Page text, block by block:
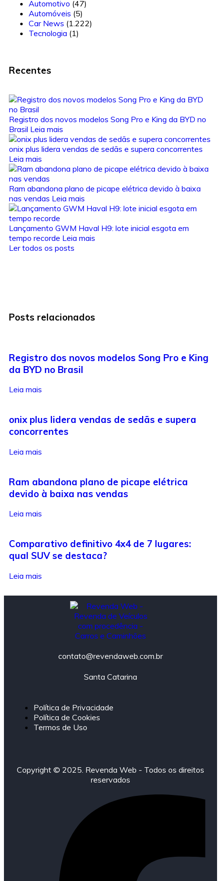
Automotivo (47)
Automóveis (5)
Car News (1.222)
Tecnologia (1)
Recentes
Registro dos novos modelos Song Pro e King da BYD no
Brasil Leia mais
onix plus lidera vendas de sedãs e supera concorrentes
Leia mais
Ram abandona plano de picape elétrica devido à baixa
nas vendas Leia mais
Lançamento GWM Haval H9: lote inicial esgota em
tempo recorde Leia mais
Ler todos os posts
Posts relacionados
Registro dos novos modelos Song Pro e King
da BYD no Brasil
Leia mais
onix plus lidera vendas de sedãs e supera
concorrentes
Leia mais
Ram abandona plano de picape elétrica
devido à baixa nas vendas
Leia mais
Comparativo definitivo 4x4 de 7 lugares:
qual SUV se destaca?
Leia mais
contato@revendaweb.com.br
Santa Catarina
Política de Privacidade
Política de Cookies
Termos de Uso
Copyright © 2025. Revenda Web - Todos os direitos
reservados